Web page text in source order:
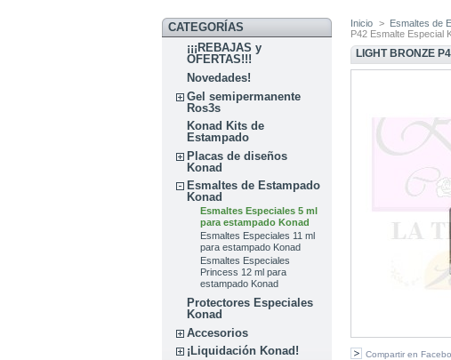
CATEGORÍAS
¡¡¡REBAJAS y
OFERTAS!!!
Novedades!
Gel semipermanente
Ros3s
Konad Kits de
Estampado
Placas de diseños
Konad
Esmaltes de Estampado
Konad
Esmaltes Especiales 5 ml
para estampado Konad
Esmaltes Especiales 11 ml
para estampado Konad
Esmaltes Especiales
Princess 12 ml para
estampado Konad
Protectores Especiales
Konad
Accesorios
¡Liquidación Konad!
Inicio > Esmaltes de
P42 Esmalte Especial
LIGHT BRONZE
Compartir en